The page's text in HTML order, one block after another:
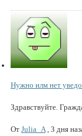
Нужно илм нет
Здравствуйте.
От Julia_A 3 дня